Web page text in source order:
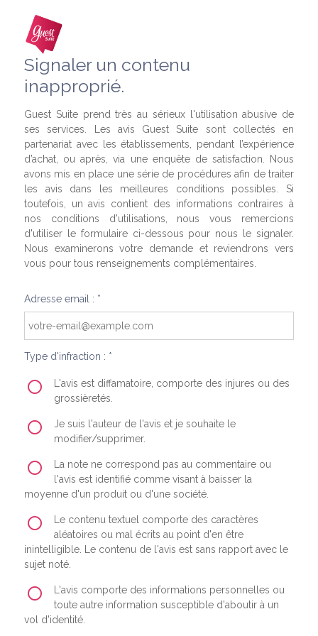
Signaler un contenu
inapproprié.
Guest Suite prend très au sérieux l'utilisation abusive de
ses services. Les avis Guest Suite sont collectés en
partenariat avec les établissements, pendant l’expérience
d’achat, ou après, via une enquête de satisfaction. Nous
avons mis en place une série de procédures afin de traiter
les avis dans les meilleures conditions possibles. Si
toutefois, un avis contient des informations contraires à
nos conditions d'utilisations, nous vous remercions
d'utiliser le formulaire ci-dessous pour nous le signaler.
Nous examinerons votre demande et reviendrons vers
vous pour tous renseignements complémentaires.
Adresse email : *
Type d'infraction : *
L'avis est diffamatoire, comporte des injures ou des
grossièretés.
Je suis l'auteur de l'avis et je souhaite le
modifier/supprimer.
La note ne correspond pas au commentaire ou
l'avis est identifié comme visant à baisser la
moyenne d'un produit ou d'une société.
Le contenu textuel comporte des caractères
aléatoires ou mal écrits au point d'en être
inintelligible. Le contenu de l'avis est sans rapport avec le
sujet noté.
L'avis comporte des informations personnelles ou
toute autre information susceptible d'aboutir à un
vol d'identité.